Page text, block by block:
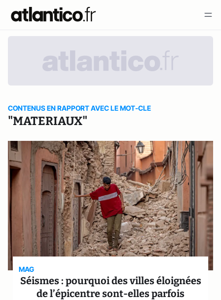
CONTENUS EN RAPPORT AVEC LE MOT-CLE
"MATERIAUX"
MAG
Séismes : pourquoi des villes éloignées
de l’épicentre sont-elles parfois